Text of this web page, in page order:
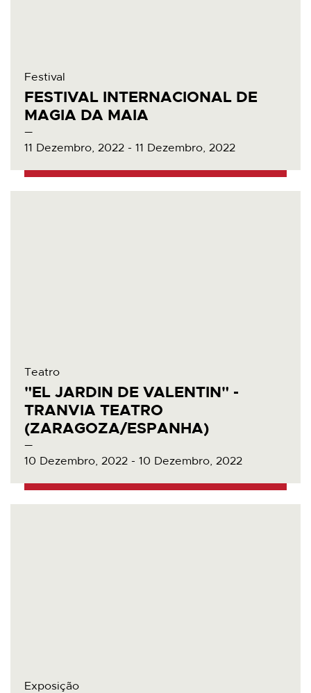
Festival
FESTIVAL INTERNACIONAL DE
MAGIA DA MAIA
11 Dezembro, 2022 - 11 Dezembro, 2022
Teatro
"EL JARDIN DE VALENTIN" -
TRANVIA TEATRO
(ZARAGOZA/ESPANHA)
10 Dezembro, 2022 - 10 Dezembro, 2022
Exposição